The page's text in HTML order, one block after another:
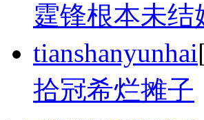
霆锋根本未结
tianshanyunhai
拾冠希烂摊子